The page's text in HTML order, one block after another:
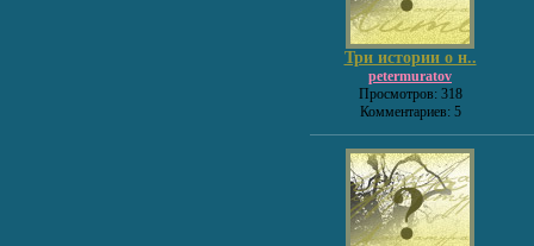
Три истории о н..
petermuratov
Просмотров: 318
Комментариев: 5